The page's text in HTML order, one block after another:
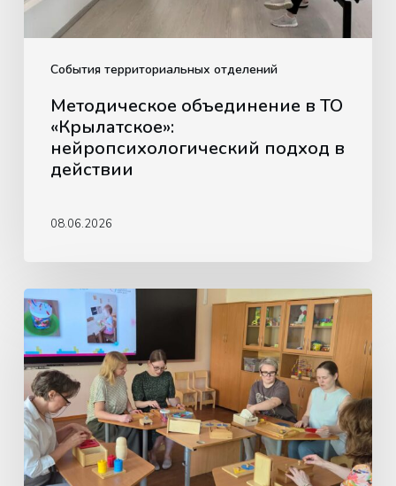
События территориальных отделений
действии
Методическое объединение в ТО
«Крылатское»:
нейропсихологический подход в
действии
08.06.2026
Обучающая
встреча
для
педагогов
по
использованию
материалов
Монтессори